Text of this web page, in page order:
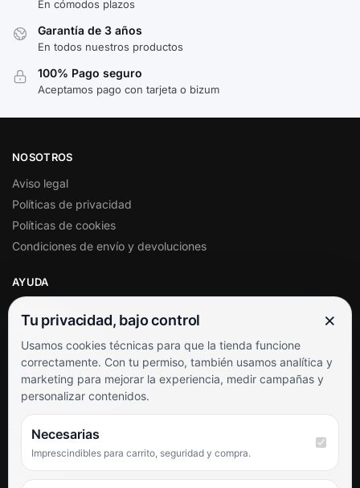
En cómodos plazos
Garantía de 3 años
En todos nuestros productos
100% Pago seguro
Aceptamos pago con tarjeta o bizum
NOSOTROS
Aviso legal
Políticas de privacidad
Políticas de cookies
Condiciones de envío y devoluciones
AYUDA
Soporte al cliente
Contacto
Términos y condiciones
Preguntas frecuentes
SÍGUENOS
Facebook
Tu privacidad, bajo control ×
Usamos cookies técnicas para que la tienda funcione
correctamente. Con tu permiso, también usamos analítica y
marketing para mejorar la experiencia, medir campañas y
personalizar contenidos.
Necesarias
Imprescindibles para carrito, seguridad y compra.